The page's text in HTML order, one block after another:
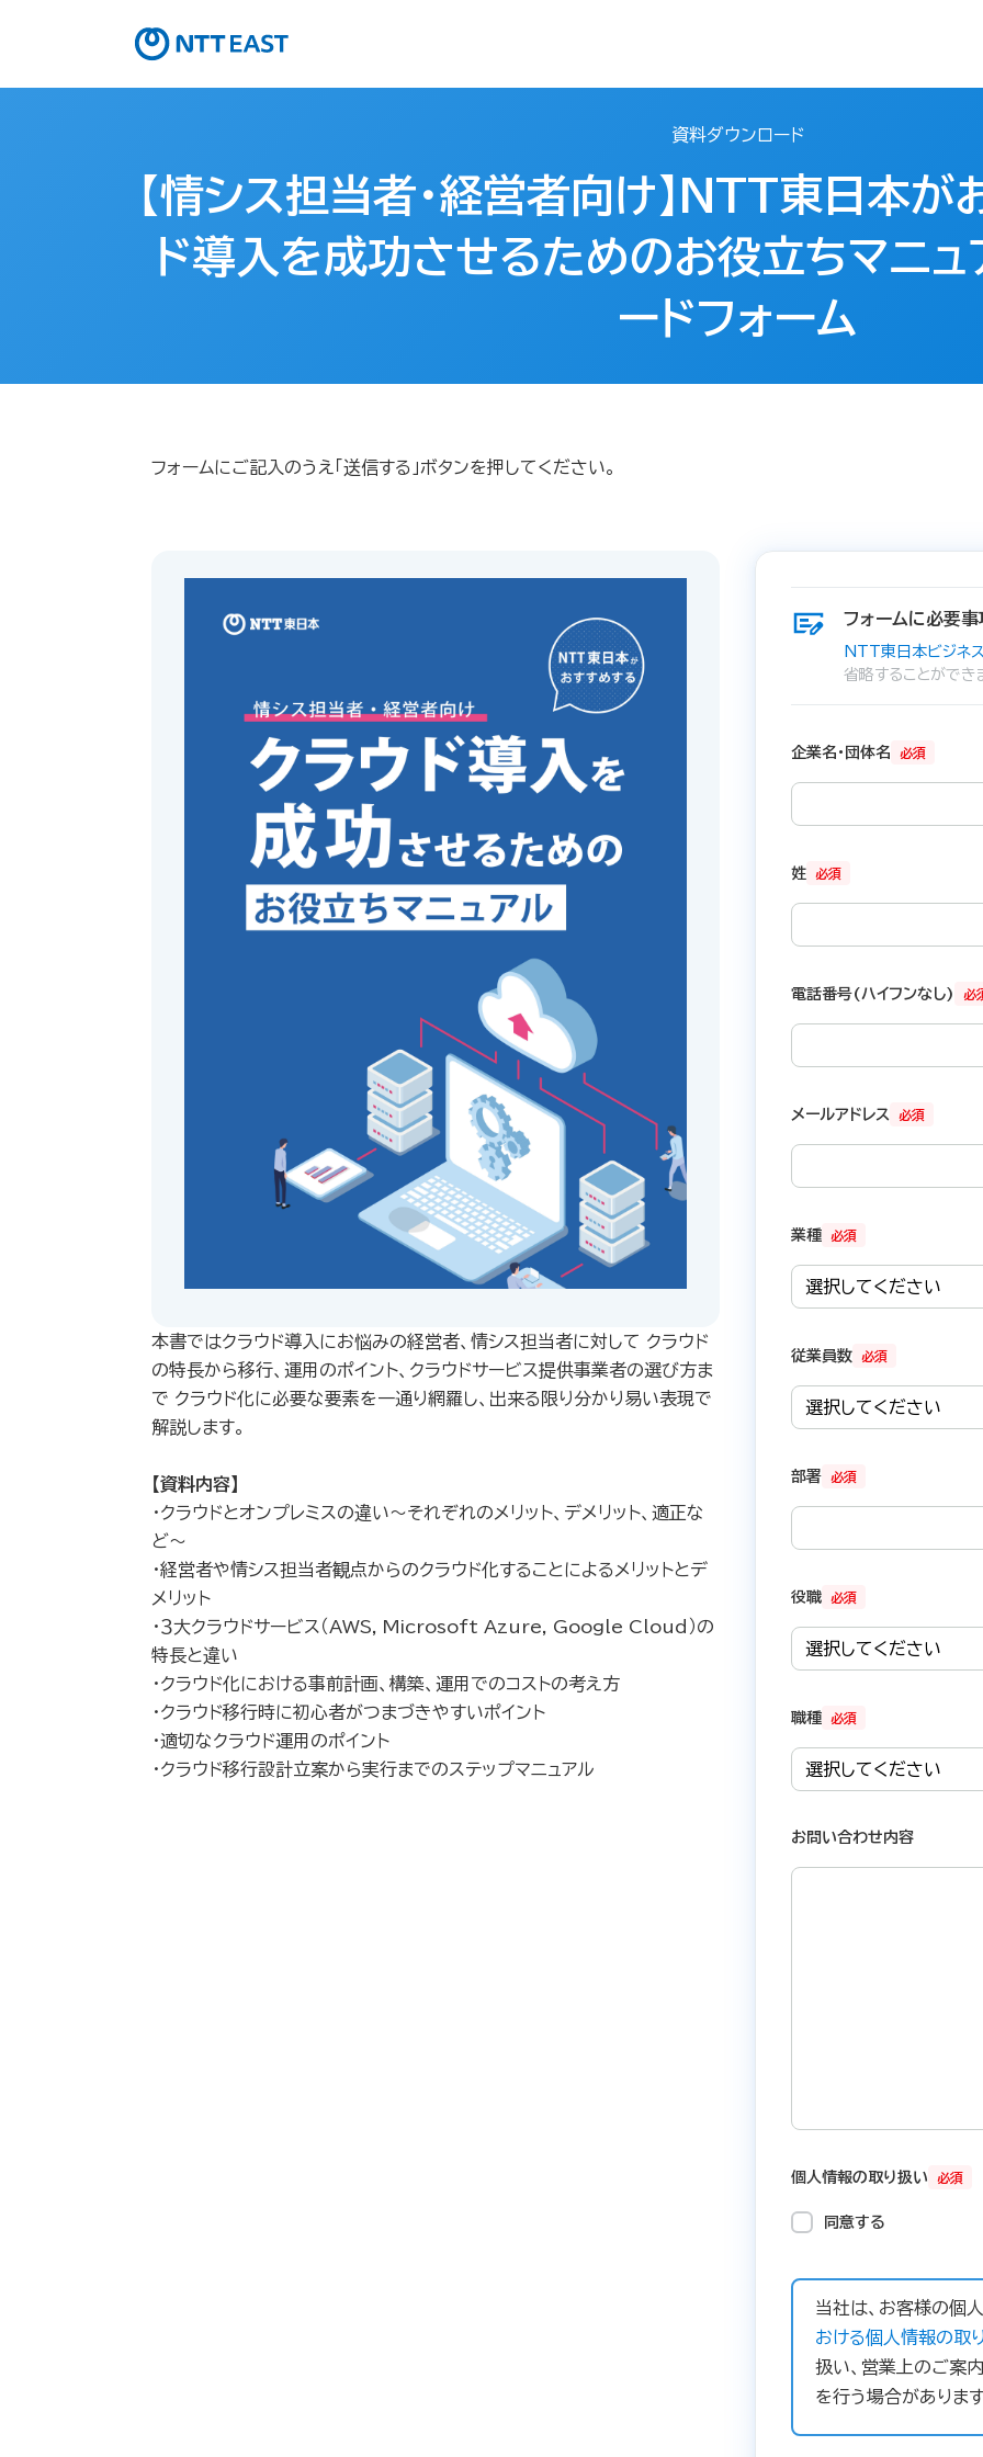
資料ダウンロード
【情シス担当者・経営者向け】NTT東日本
ド導入を成功させるためのお役立ちマニ
ードフォーム
フォームにご記入のうえ「送信する」ボタンを押してください。
本書ではクラウド導入にお悩みの経営者、情シス担当者に対して クラウド
の特長から移行、運用のポイント、クラウドサービス提供事業者の選び方ま
で クラウド化に必要な要素を一通り網羅し、出来る限り分かり易い表現で
解説します。
【資料内容】
・クラウドとオンプレミスの違い～それぞれのメリット、デメリット、適正な
ど～
・経営者や情シス担当者観点からのクラウド化することによるメリットとデ
メリット
・３大クラウドサービス（AWS, Microsoft Azure, Google Cloud）の
特長と違い
・クラウド化における事前計画、構築、運用でのコストの考え方
・クラウド移行時に初心者がつまづきやすいポイント
・適切なクラウド運用のポイント
・クラウド移行設計立案から実行までのステップマニュアル
フォームに必要
NTT東日本ビジネ
省略することができ
必須
企業名・団体名
必須
姓
必
電話番号(ハイフンなし)
必須
メールアドレス
必須
業種
必須
従業員数
必須
部署
必須
役職
必須
職種
お問い合わせ内容
必須
個人情報の取り扱い
同意する
当社は、お客様の個
おける個人情報の取
扱い、営業上のご案内
を行う場合があります